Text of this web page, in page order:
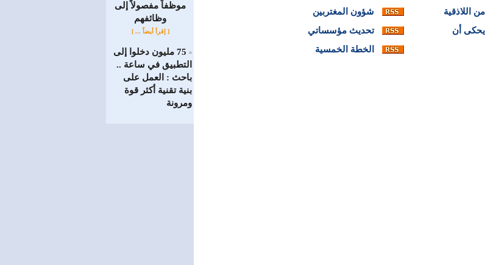
موظفاً مفصولاً إلى
‏وظائفهم
[ إقرأ أيضاً ... ]
=
75 مليون دخلوا إلى
التطبيق في ساعة ..
باحث : العمل على
بنية تقنية أكثر قوة
ومرونة
شؤون المغتربين
من اللاذقية
تحديث مؤسساتي
يحكى أن
الخطة الخمسية